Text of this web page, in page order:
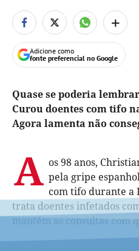
+
Adicione como
fonte preferencial no Google
Quase se poderia
Curou doentes com tifo
Agora lamenta não
A os 98 anos,
pela gripe
com tifo durante a
trata doentes infetados
mantém as consultas com